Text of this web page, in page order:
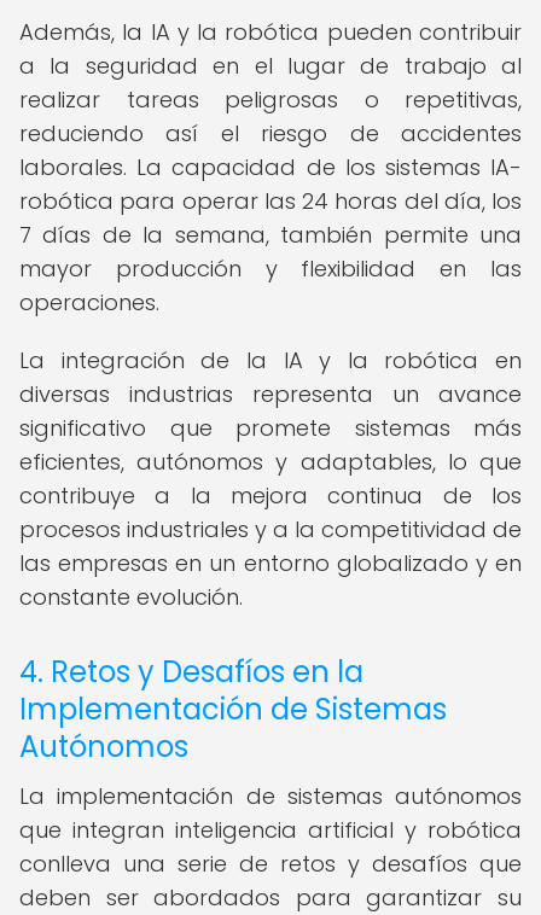
Además, la IA y la robótica pueden contribuir
a la seguridad en el lugar de trabajo al
realizar tareas peligrosas o repetitivas,
reduciendo así el riesgo de accidentes
laborales. La capacidad de los sistemas IA-
robótica para operar las 24 horas del día, los
7 días de la semana, también permite una
mayor producción y flexibilidad en las
operaciones.
La integración de la IA y la robótica en
diversas industrias representa un avance
significativo que promete sistemas más
eficientes, autónomos y adaptables, lo que
contribuye a la mejora continua de los
procesos industriales y a la competitividad de
las empresas en un entorno globalizado y en
constante evolución.
4. Retos y Desafíos en la
Implementación de Sistemas
Autónomos
La implementación de sistemas autónomos
que integran inteligencia artificial y robótica
conlleva una serie de retos y desafíos que
deben ser abordados para garantizar su